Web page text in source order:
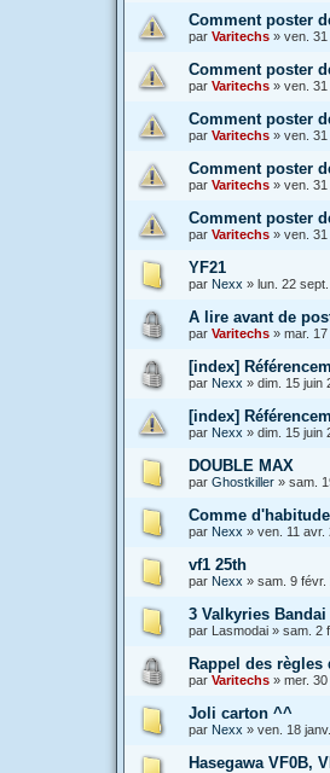
Comment poster
par Varitechs » ven.
Comment poster
par Varitechs » ven.
Comment poster
par Varitechs » ven.
Comment poster
par Varitechs » ven.
Comment poster
par Varitechs » ven.
YF21
par Nexx » lun. 22
A lire avant de
par Varitechs » mar.
[index]
par Nexx » dim. 15 juin
[index]
par Nexx » dim. 15 juin
DOUBLE MAX
par Ghostkiller » sam.
Comme d'habitude
par Nexx » ven. 11 avr.
vf1 25th
par Nexx » sam. 9 févr.
3 Valkyries Bandai
par Lasmodai » sam. 2
Rappel des règles
par Varitechs » mer.
Joli carton ^^
par Nexx » ven. 18
Hasegawa VF0B,